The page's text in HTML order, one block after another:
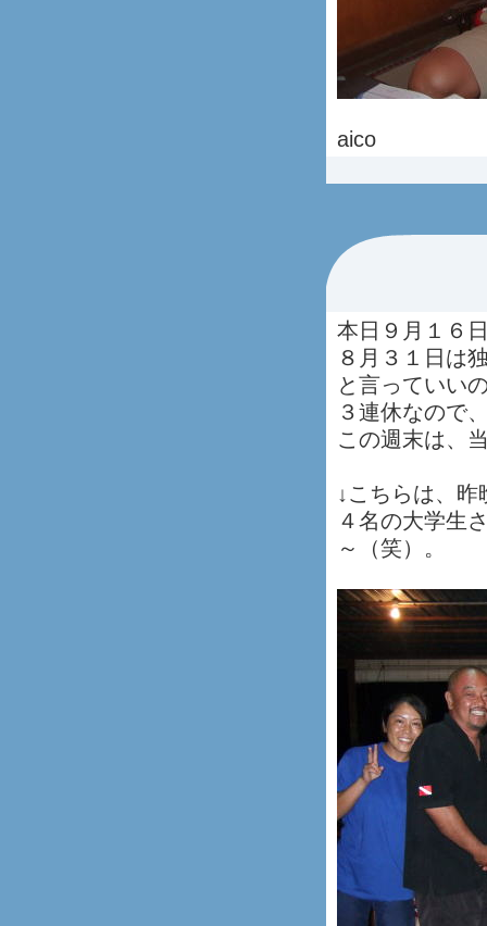
aico
本日９月１６
８月３１日は
と言っていい
３連休なので
この週末は、
↓こちらは、
４名の大学生
～（笑）。